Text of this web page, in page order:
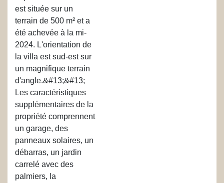
est située sur un
terrain de 500 m² et a
été achevée à la mi-
2024. L'orientation de
la villa est sud-est sur
un magnifique terrain
d'angle.&#13;&#13;
Les caractéristiques
supplémentaires de la
propriété comprennent
un garage, des
panneaux solaires, un
débarras, un jardin
carrelé avec des
palmiers, la